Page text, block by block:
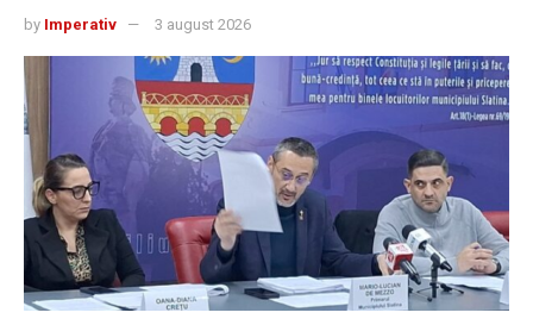
by Imperativ 3 august 2026